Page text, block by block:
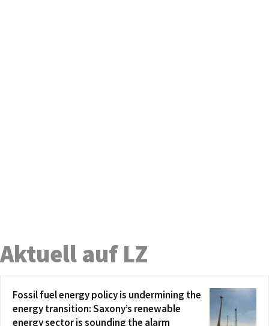
Aktuell auf LZ
Fossil fuel energy policy is undermining the
energy transition: Saxony’s renewable
energy sector is sounding the alarm